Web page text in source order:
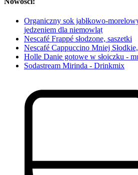
Organiczny sok jabłkowo-
jedzeniem dla niemowląt
Nescafé Frappé słodzone, saszetki
Nescafé Cappuccino Mniej
Holle Danie gotowe w słoiczku -
Sodastream Mirinda - Drinkmix